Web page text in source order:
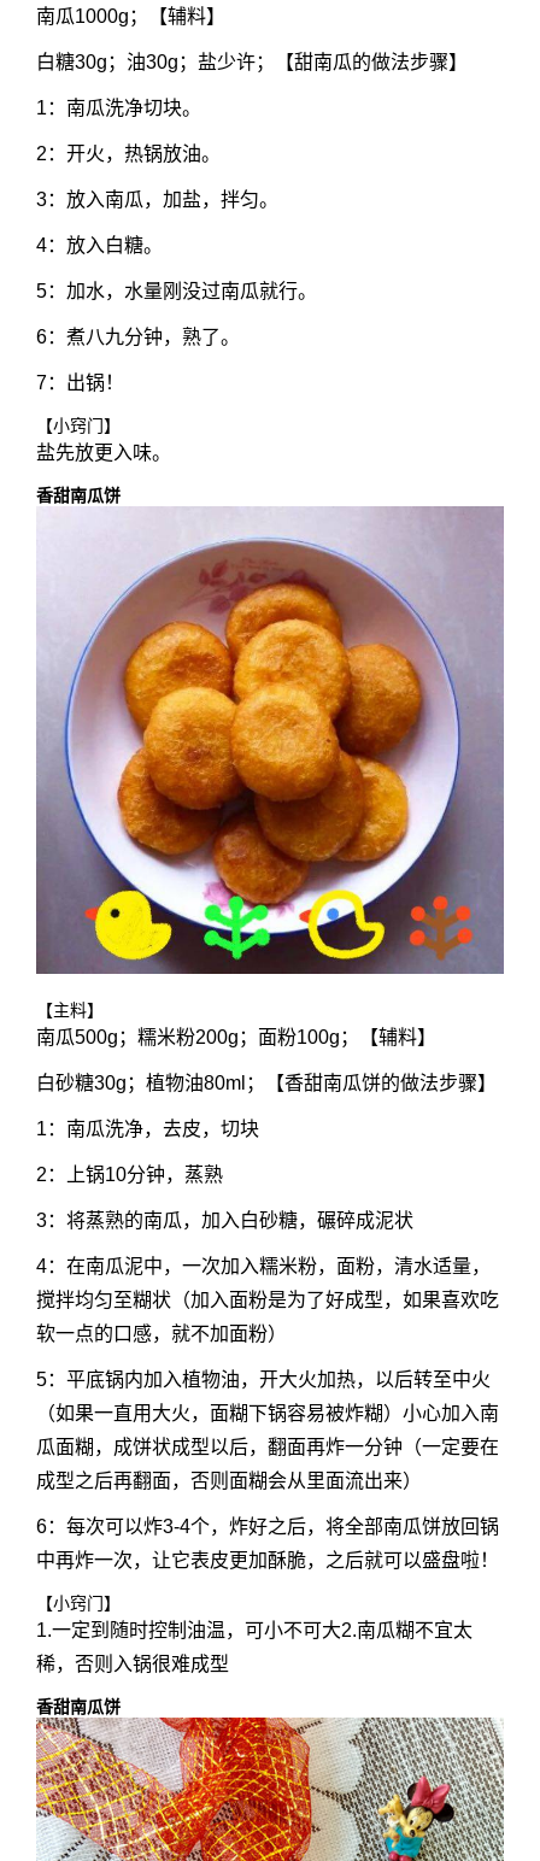
南瓜1000g；【辅料】
白糖30g；油30g；盐少许；【甜南瓜的做法步骤】
1：南瓜洗净切块。
2：开火，热锅放油。
3：放入南瓜，加盐，拌匀。
4：放入白糖。
5：加水，水量刚没过南瓜就行。
6：煮八九分钟，熟了。
7：出锅！
【小窍门】
盐先放更入味。
香甜南瓜饼
【主料】
南瓜500g；糯米粉200g；面粉100g；【辅料】
白砂糖30g；植物油80ml；【香甜南瓜饼的做法步骤】
1：南瓜洗净，去皮，切块
2：上锅10分钟，蒸熟
3：将蒸熟的南瓜，加入白砂糖，碾碎成泥状
4：在南瓜泥中，一次加入糯米粉，面粉，清水适量，
搅拌均匀至糊状（加入面粉是为了好成型，如果喜欢吃
软一点的口感，就不加面粉）
5：平底锅内加入植物油，开大火加热，以后转至中火
（如果一直用大火，面糊下锅容易被炸糊）小心加入南
瓜面糊，成饼状成型以后，翻面再炸一分钟（一定要在
成型之后再翻面，否则面糊会从里面流出来）
6：每次可以炸3-4个，炸好之后，将全部南瓜饼放回锅
中再炸一次，让它表皮更加酥脆，之后就可以盛盘啦！
【小窍门】
1.一定到随时控制油温，可小不可大2.南瓜糊不宜太
稀，否则入锅很难成型
香甜南瓜饼